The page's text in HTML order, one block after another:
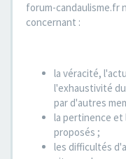
forum-candaulisme.fr
concernant :
la véracité,
l'exhaustivité
par d'autres
la pertinence
proposés ;
les difficultés